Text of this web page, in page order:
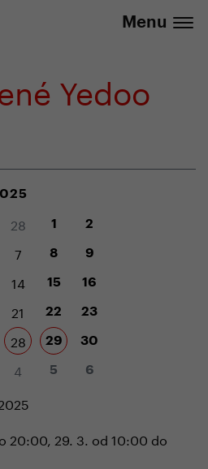
Menu
Yedoo
28 1 2
7 8 9
14 15 16
21 22 23
28 29 30
4 5 6
20:00, 29. 3. od 10:00 do